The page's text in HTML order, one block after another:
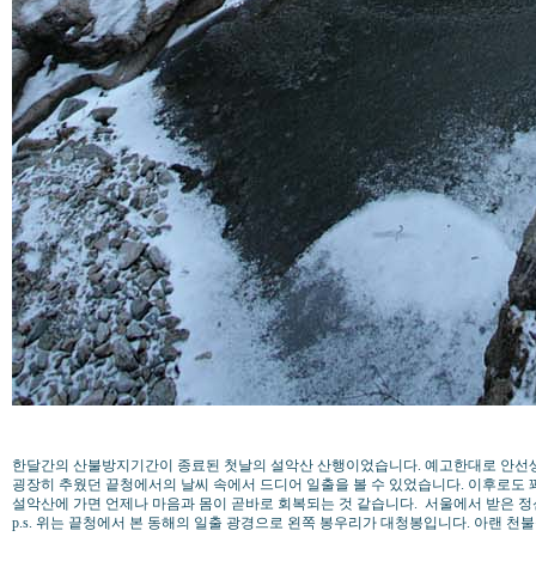
한달간의 산불방지기간이 종료된 첫날의 설악산 산행이었습니다. 예고한대로 안
굉장히 추웠던 끝청에서의 날씨 속에서 드디어 일출을 볼 수 있었습니다. 이후로도
설악산에 가면 언제나 마음과 몸이 곧바로 회복되는 것 같습니다. 서울에서 받은
p.s. 위는 끝청에서 본 동해의 일출 광경으로 왼쪽 봉우리가 대청봉입니다. 아랜 천